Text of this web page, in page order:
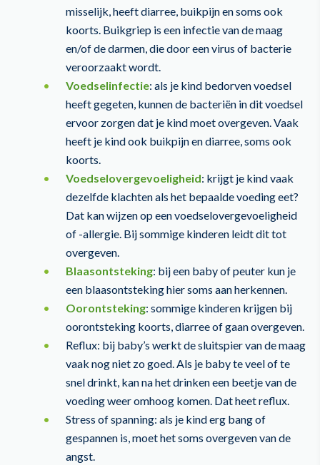
misselijk, heeft diarree, buikpijn en soms ook
koorts. Buikgriep is een infectie van de maag
en/of de darmen, die door een virus of bacterie
veroorzaakt wordt.
Voedselinfectie: als je kind bedorven voedsel
heeft gegeten, kunnen de bacteriën in dit voedsel
ervoor zorgen dat je kind moet overgeven. Vaak
heeft je kind ook buikpijn en diarree, soms ook
koorts.
Voedselovergevoeligheid: krijgt je kind vaak
dezelfde klachten als het bepaalde voeding eet?
Dat kan wijzen op een voedselovergevoeligheid
of -allergie. Bij sommige kinderen leidt dit tot
overgeven.
Blaasontsteking: bij een baby of peuter kun je
een blaasontsteking hier soms aan herkennen.
Oorontsteking: sommige kinderen krijgen bij
oorontsteking koorts, diarree of gaan overgeven.
Reflux: bij baby’s werkt de sluitspier van de maag
vaak nog niet zo goed. Als je baby te veel of te
snel drinkt, kan na het drinken een beetje van de
voeding weer omhoog komen. Dat heet reflux.
Stress of spanning: als je kind erg bang of
gespannen is, moet het soms overgeven van de
angst.